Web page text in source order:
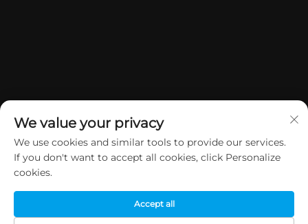
Hak Cipta © 2026 China Dongguan Yuan Jie Gifts & Crafts Co., Ltd.
We value your privacy
We use cookies and similar tools to provide our services.
If you don't want to accept all cookies, click Personalize
cookies.
Accept all